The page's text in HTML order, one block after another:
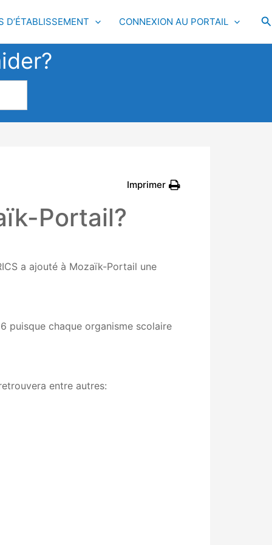
D’ÉTABLISSEMENT CONNEXION AU PORTAIL
Imprimer
Portail?
a ajouté à Mozaïk-Portail une
puisque chaque organisme scolaire
entre autres: